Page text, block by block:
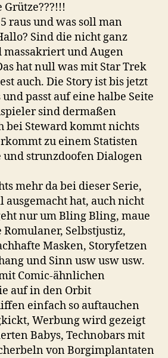
raus und was soll man
Sind die nicht ganz
und Augen
hat null was mit Star Trek
auch. Die Story ist bis jetzt
passt auf eine halbe Seite
sind dermaßen
bei Steward kommt nichts
zu einem Statisten
strunzdoofen Dialogen
mehr da bei dieser Serie,
ausgemacht hat, auch nicht
nur um Bling Bling, maue
Selbstjustiz,
Masken, Storyfetzen
und Sinn usw usw usw.
Comic-ähnlichen
auf in den Orbit
einfach so auftauchen
Werbung wird gezeigt
Babys, Technobars mit
von Borgimplantaten